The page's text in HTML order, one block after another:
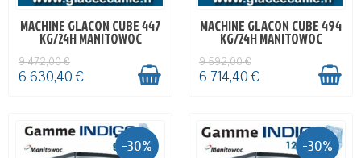
EN STOCK
MACHINE GLACON CUBE 447
KG/24H MANITOWOC
9 472,00 €
6 630,40 €
EN STOCK
MACHINE GLACON CUBE 494
KG/24H MANITOWOC
9 592,00 €
6 714,40 €
-30% -30%